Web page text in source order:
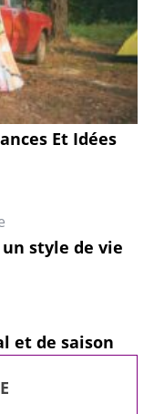
Et Idées
style de vie
et de saison